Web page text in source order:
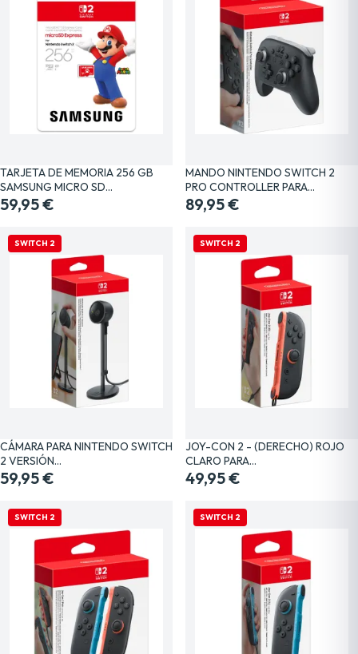
TARJETA DE MEMORIA 256 GB
SAMSUNG MICRO SD…
59,95 €
MANDO NINTENDO SWITCH 2
PRO CONTROLLER PARA…
89,95 €
SWITCH 2
CÁMARA PARA NINTENDO SWITCH
2 VERSIÓN…
59,95 €
SWITCH 2
JOY-CON 2 - (DERECHO) ROJO
CLARO PARA…
49,95 €
SWITCH 2 SWITCH 2